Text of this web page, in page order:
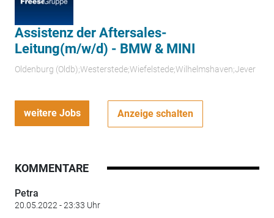
Assistenz der Aftersales-
Leitung(m/w/d) - BMW & MINI
Oldenburg (Oldb);Westerstede;Wiefelstede;Wilhelmshaven;Jever
weitere Jobs Anzeige schalten
KOMMENTARE
Petra
20.05.2022 - 23:33 Uhr